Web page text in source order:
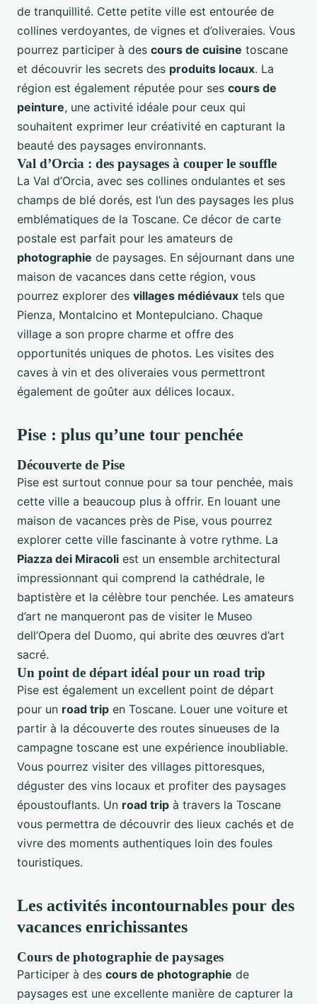
de tranquillité. Cette petite ville est entourée de
collines verdoyantes, de vignes et d’oliveraies. Vous
pourrez participer à des cours de cuisine toscane
et découvrir les secrets des produits locaux. La
région est également réputée pour ses cours de
peinture, une activité idéale pour ceux qui
souhaitent exprimer leur créativité en capturant la
beauté des paysages environnants.
Val d’Orcia : des paysages à couper le souffle
La Val d’Orcia, avec ses collines ondulantes et ses
champs de blé dorés, est l’un des paysages les plus
emblématiques de la Toscane. Ce décor de carte
postale est parfait pour les amateurs de
photographie de paysages. En séjournant dans une
maison de vacances dans cette région, vous
pourrez explorer des villages médiévaux tels que
Pienza, Montalcino et Montepulciano. Chaque
village a son propre charme et offre des
opportunités uniques de photos. Les visites des
caves à vin et des oliveraies vous permettront
également de goûter aux délices locaux.
Pise : plus qu’une tour penchée
Découverte de Pise
Pise est surtout connue pour sa tour penchée, mais
cette ville a beaucoup plus à offrir. En louant une
maison de vacances près de Pise, vous pourrez
explorer cette ville fascinante à votre rythme. La
Piazza dei Miracoli est un ensemble architectural
impressionnant qui comprend la cathédrale, le
baptistère et la célèbre tour penchée. Les amateurs
d’art ne manqueront pas de visiter le Museo
dell’Opera del Duomo, qui abrite des œuvres d’art
sacré.
Un point de départ idéal pour un road trip
Pise est également un excellent point de départ
pour un road trip en Toscane. Louer une voiture et
partir à la découverte des routes sinueuses de la
campagne toscane est une expérience inoubliable.
Vous pourrez visiter des villages pittoresques,
déguster des vins locaux et profiter des paysages
époustouflants. Un road trip à travers la Toscane
vous permettra de découvrir des lieux cachés et de
vivre des moments authentiques loin des foules
touristiques.
Les activités incontournables pour des
vacances enrichissantes
Cours de photographie de paysages
Participer à des cours de photographie de
paysages est une excellente manière de capturer la